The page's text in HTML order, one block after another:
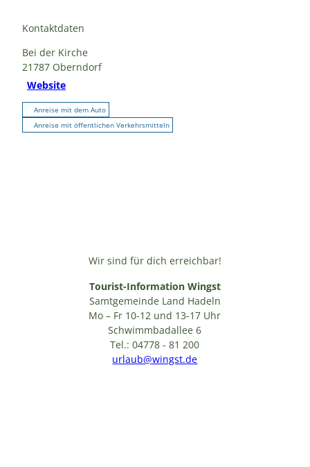
Kontaktdaten
Bei der Kirche
21787 Oberndorf
Website
Anreise mit dem Auto
Anreise mit öffentlichen Verkehrsmitteln
Wir sind für dich erreichbar!
Tourist-Information Wingst
Samtgemeinde Land Hadeln
Mo – Fr 10-12 und 13-17 Uhr
Schwimmbadallee 6
Tel.: 04778 - 81 200
urlaub@wingst.de